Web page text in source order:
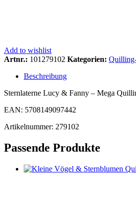
Add to wishlist
Artnr.: 101279102 Kategorien:
Beschreibung
Sternlaterne Lucy & Fanny – Mega
EAN: 5708149097442
Artikelnummer: 279102
Passende Produkte